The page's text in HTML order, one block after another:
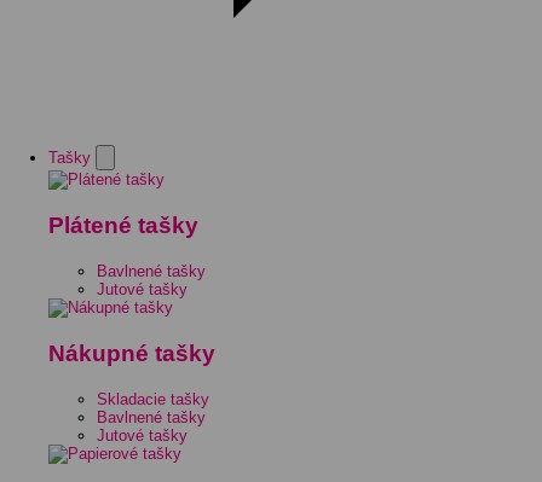
Tašky
Plátené tašky
Bavlnené tašky
Jutové tašky
Nákupné tašky
Skladacie tašky
Bavlnené tašky
Jutové tašky